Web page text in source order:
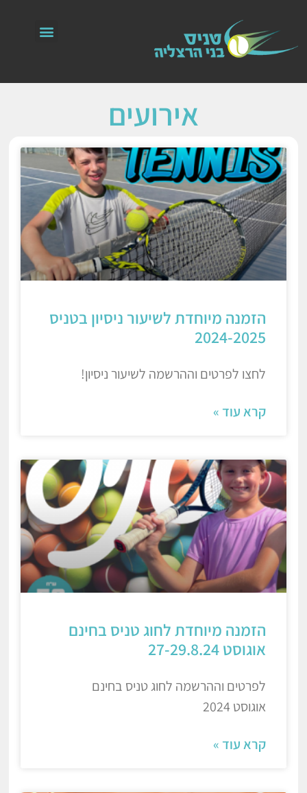
אירועים
הזמנה מיוחדת לשיעור ניסיון בטניס
2024-2025
לחצו לפרטים וההרשמה לשיעור ניסיון!
קרא עוד »
הזמנה מיוחדת לחוג טניס בחינם
אוגוסט 27-29.8.24
לפרטים וההרשמה לחוג טניס בחינם
אוגוסט 2024
קרא עוד »